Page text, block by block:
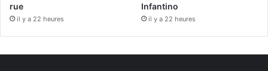
rue
il y a 22 heures
Infantino
il y a 22 heures